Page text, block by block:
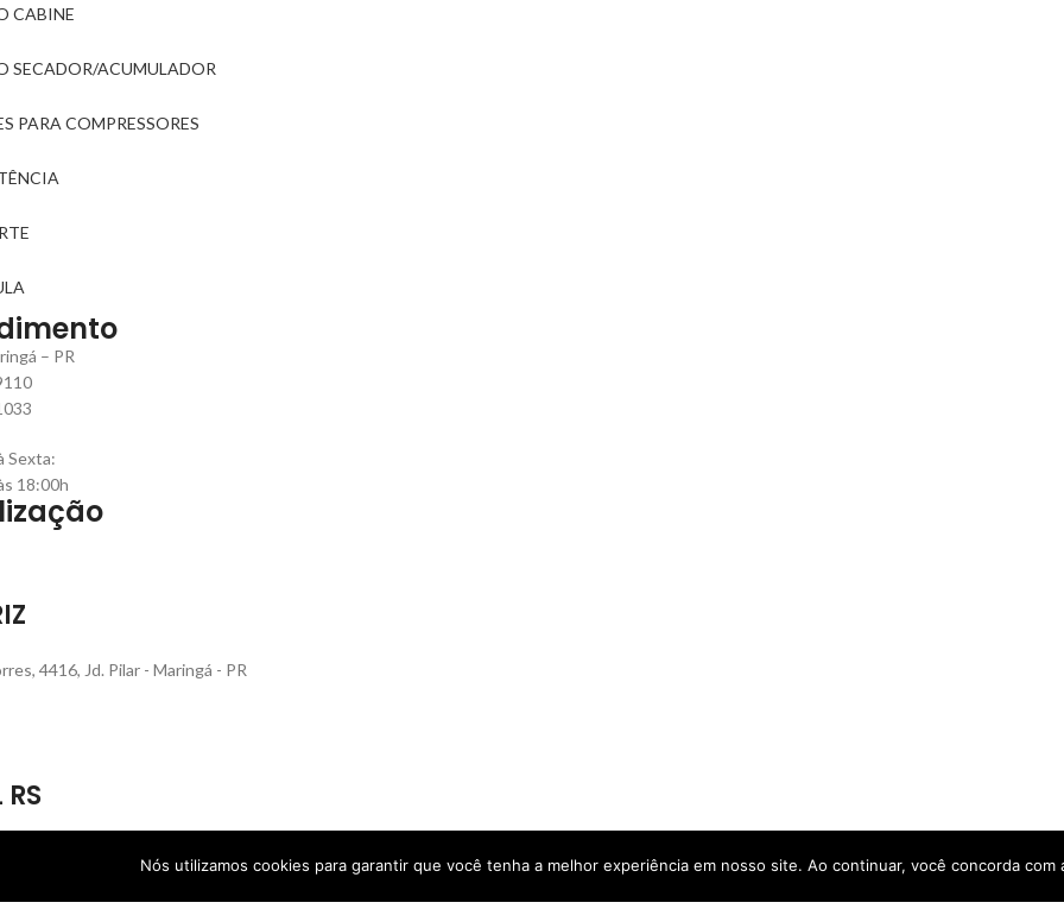
CABINE
SECADOR/ACUMULADOR
PARA COMPRESSORES
– PR
Sexta:
18:00h
4416, Jd. Pilar - Maringá - PR
Nós utilizamos cookies para garantir que você tenha a melhor experiência em nosso site. Ao continuar, você concorda com